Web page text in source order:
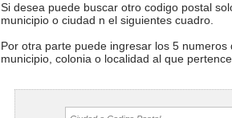
Si desea puede buscar otro codigo postal
municipio o ciudad n el siguientes cuadro.
Por otra parte puede ingresar los 5
municipio, colonia o localidad al que